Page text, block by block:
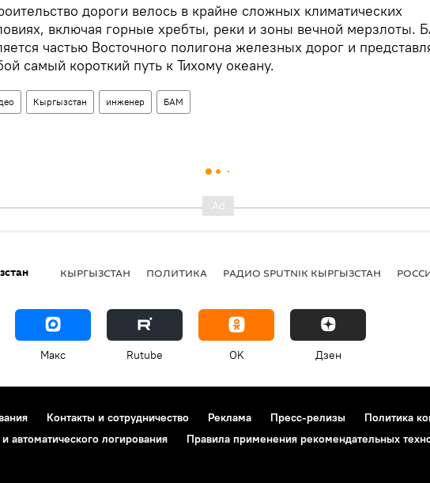
дороги велось в крайне сложных климатических
включая горные хребты, реки и зоны вечной мерзлоты.
частью Восточного полигона железных дорог и
самый короткий путь к Тихому океану.
Кыргызстан инженер БАМ
КЫРГЫЗСТАН ПОЛИТИКА РАДИО SPUTNIK КЫРГЫЗСТАН
Макс Rutube OK Дзен
Контакты и сотрудничество Реклама Пресс-релизы
Политика
автоматического логирования
Правила применения рекомендательных